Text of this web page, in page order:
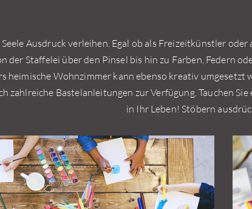
Ausdruck verleihen. Egal ob als Freizeitkünstler
der Staffelei über den Pinsel bis hin zu Farben, Federn
heimische Wohnzimmer kann ebenso kreativ
zahlreiche Bastelanleitungen zur Verfügung. Tauchen
in Ihr Leben! Stöbern